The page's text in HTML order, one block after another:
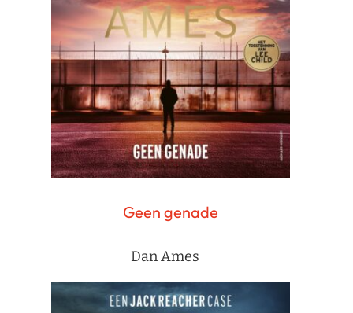
Geen genade
Dan Ames